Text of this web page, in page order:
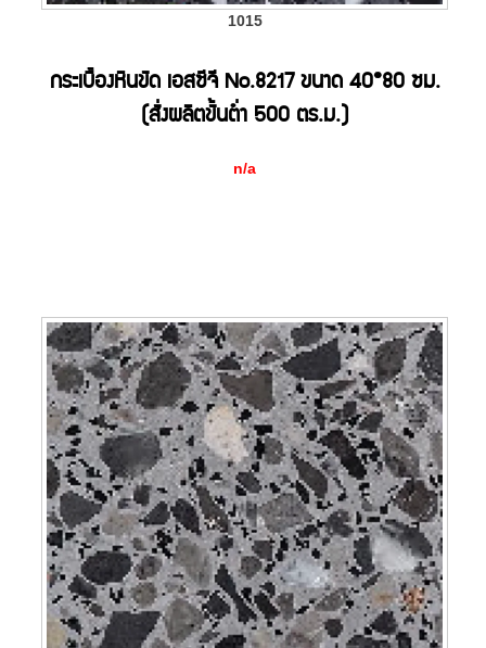
1015
กระเบื้องหินขัด เอสซีจี No.8217 ขนาด 40*80 ซม.
(สั่งผลิตขั้นต่ำ 500 ตร.ม.)
n/a